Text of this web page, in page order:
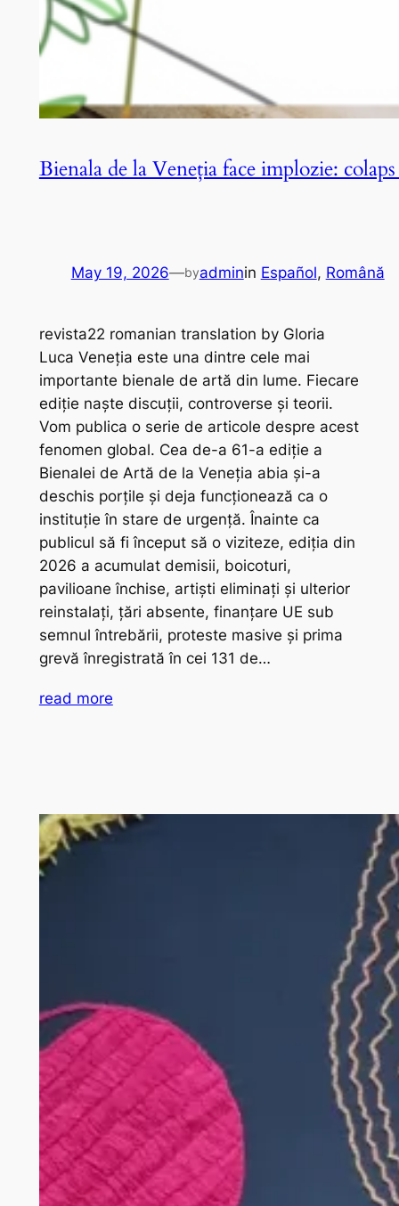
Bienala de la Veneția face implozie:
May 19, 2026—byadminin Español, Română
revista22 romanian translation by Gloria
Luca Veneția este una dintre cele mai
importante bienale de artă din lume. Fiecare
ediție naște discuții, controverse și teorii.
Vom publica o serie de articole despre acest
fenomen global. Cea de-a 61-a ediție a
Bienalei de Artă de la Veneția abia și-a
deschis porțile și deja funcționează ca o
instituție în stare de urgență. Înainte ca
publicul să fi început să o viziteze, ediția din
2026 a acumulat demisii, boicoturi,
pavilioane închise, artiști eliminați și ulterior
reinstalați, țări absente, finanțare UE sub
semnul întrebării, proteste masive și prima
grevă înregistrată în cei 131 de…
read more